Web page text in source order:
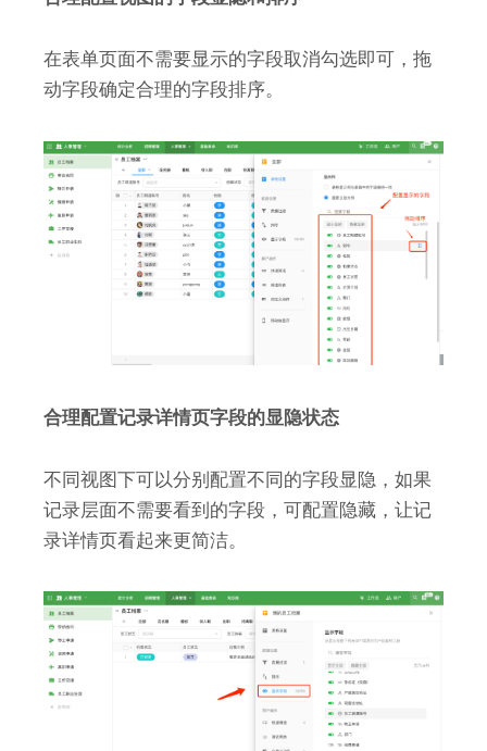
在表单页面不需要显示的字段取消勾选即可，拖
动字段确定合理的字段排序。
合理配置记录详情页字段的显隐状态
不同视图下可以分别配置不同的字段显隐，如果
记录层面不需要看到的字段，可配置隐藏，让记
录详情页看起来更简洁。